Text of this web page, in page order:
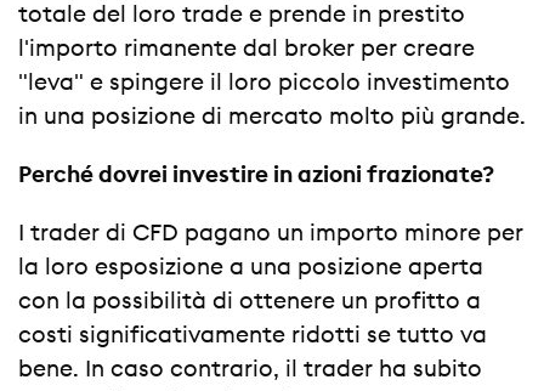
totale del loro trade e prende in prestito
l'importo rimanente dal broker per creare
"leva" e spingere il loro piccolo investimento
in una posizione di mercato molto più grande.
Perché dovrei investire in azioni frazionate?
I trader di CFD pagano un importo minore per
la loro esposizione a una posizione aperta
con la possibilità di ottenere un profitto a
costi significativamente ridotti se tutto va
bene. In caso contrario, il trader ha subito